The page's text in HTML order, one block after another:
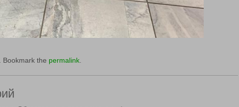
. Bookmark the permalink.